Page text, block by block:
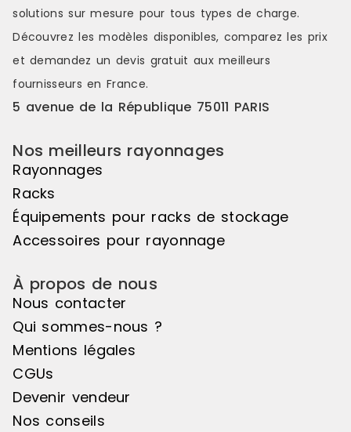
solutions sur mesure pour tous types de charge.
Découvrez les modèles disponibles, comparez les prix
et demandez un devis gratuit aux meilleurs
fournisseurs en France.
5 avenue de la République 75011 PARIS
Nos meilleurs rayonnages
Rayonnages
Racks
Équipements pour racks de stockage
Accessoires pour rayonnage
À propos de nous
Nous contacter
Qui sommes-nous ?
Mentions légales
CGUs
Devenir vendeur
Nos conseils